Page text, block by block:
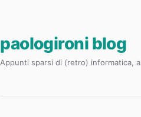
paologironi blog
Appunti sparsi di (retro) informatica,